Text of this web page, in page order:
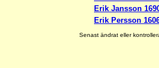
Erik Jansson
Erik Persson
Senast ändrat eller